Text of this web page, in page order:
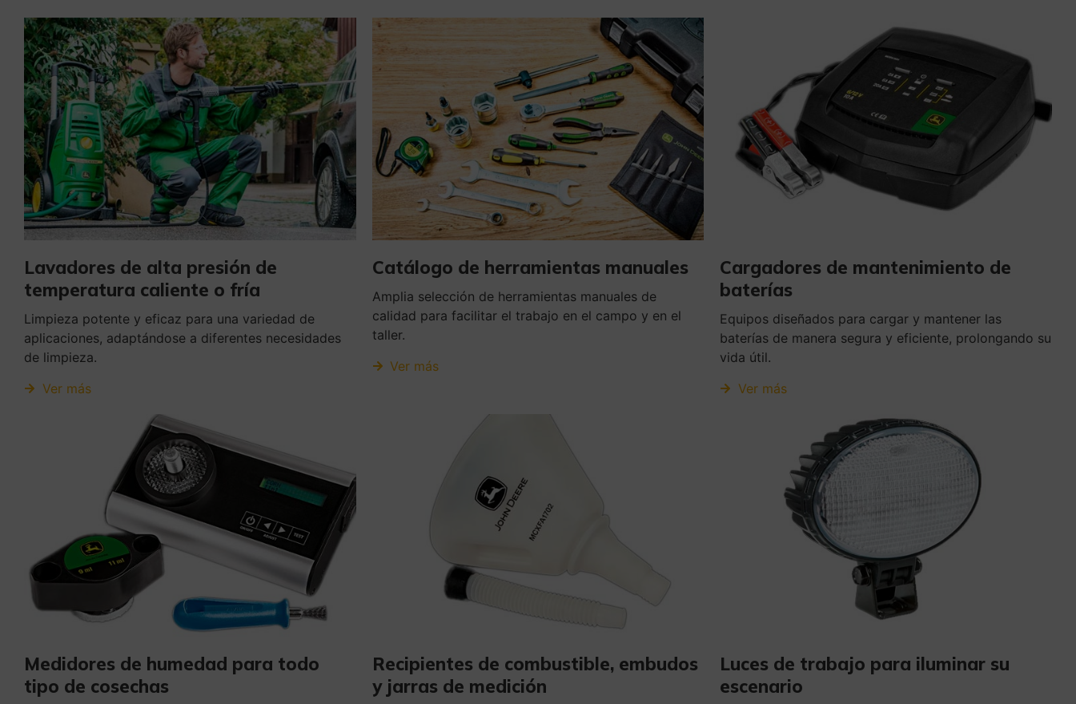
Lavadores de alta presión de
temperatura caliente o fría
Limpieza potente y eficaz para una variedad de
aplicaciones, adaptándose a diferentes necesidades
de limpieza.
Ver más
Catálogo de herramientas manuales
Amplia selección de herramientas manuales de
calidad para facilitar el trabajo en el campo y en el
taller.
Ver más
Cargadores de mantenimiento de
baterías
Equipos diseñados para cargar y mantener las
baterías de manera segura y eficiente, prolongando su
vida útil.
Ver más
Medidores de humedad para todo
tipo de cosechas
Recipientes de combustible, embudos
y jarras de medición
Luces de trabajo para iluminar su
escenario